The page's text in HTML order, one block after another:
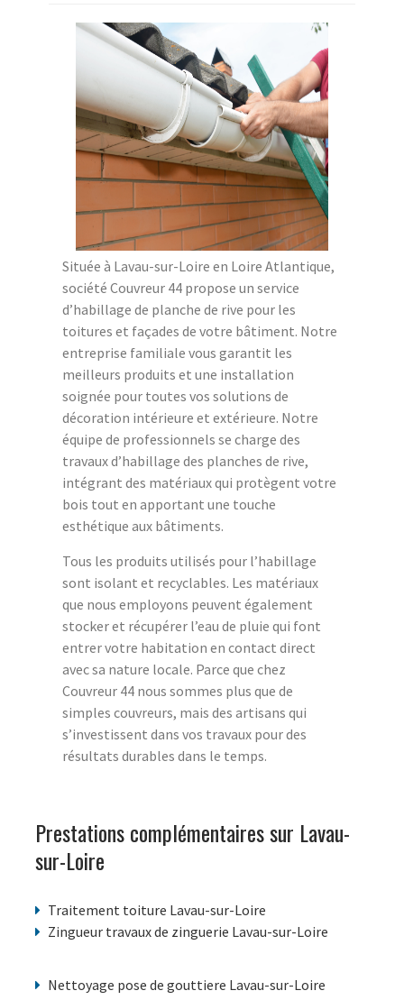
Située à Lavau-sur-Loire en Loire Atlantique,
société Couvreur 44 propose un service
d’habillage de planche de rive pour les
toitures et façades de votre bâtiment. Notre
entreprise familiale vous garantit les
meilleurs produits et une installation
soignée pour toutes vos solutions de
décoration intérieure et extérieure. Notre
équipe de professionnels se charge des
travaux d’habillage des planches de rive,
intégrant des matériaux qui protègent votre
bois tout en apportant une touche
esthétique aux bâtiments.
Tous les produits utilisés pour l’habillage
sont isolant et recyclables. Les matériaux
que nous employons peuvent également
stocker et récupérer l’eau de pluie qui font
entrer votre habitation en contact direct
avec sa nature locale. Parce que chez
Couvreur 44 nous sommes plus que de
simples couvreurs, mais des artisans qui
s’investissent dans vos travaux pour des
résultats durables dans le temps.
Prestations complémentaires sur Lavau-
sur-Loire
Traitement toiture Lavau-sur-Loire
Zingueur travaux de zinguerie Lavau-sur-Loire
Nettoyage pose de gouttiere Lavau-sur-Loire